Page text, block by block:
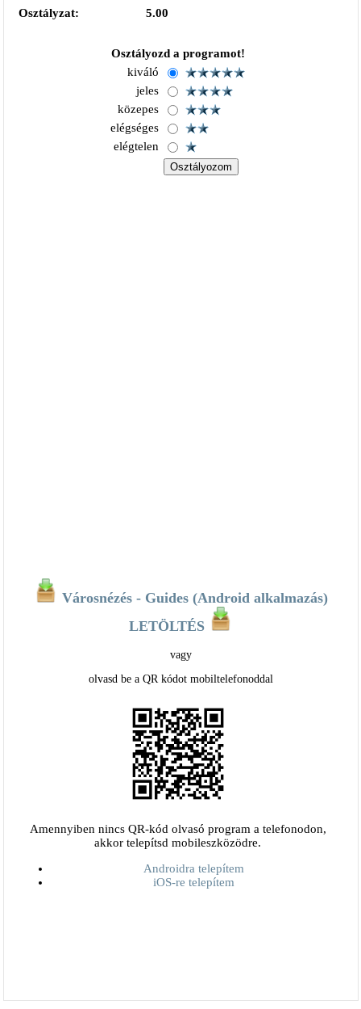
Osztályzat:
5.00
Osztályozd a programot!
kiváló
jeles
közepes
elégséges
elégtelen
Városnézés - Guides (Android alkalmazás)
LETÖLTÉS
vagy
olvasd be a QR kódot mobiltelefonoddal
Amennyiben nincs QR-kód olvasó program a telefonodon,
akkor telepítsd mobileszközödre.
Androidra telepítem
iOS-re telepítem